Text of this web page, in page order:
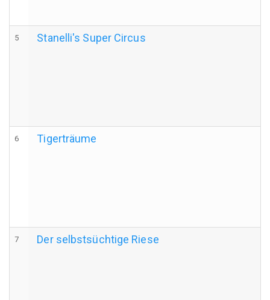
5 Stanelli's Super Circus
6 Tigerträume
7 Der selbstsüchtige Riese